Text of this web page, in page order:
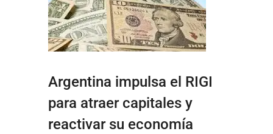
Argentina impulsa el RIGI
para atraer capitales y
reactivar su economía